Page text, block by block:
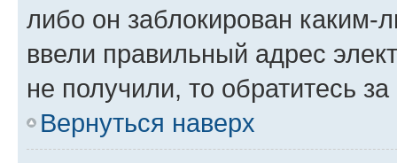
либо он заблокирован
ввели правильный адрес
не получили, то обратитесь
Вернуться наверх